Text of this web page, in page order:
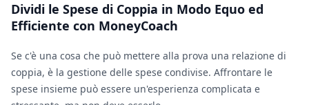
Dividi le Spese di Coppia in Modo Equo ed
Efficiente con MoneyCoach
Se c'è una cosa che può mettere alla prova una relazione di
coppia, è la gestione delle spese condivise. Affrontare le
spese insieme può essere un'esperienza complicata e